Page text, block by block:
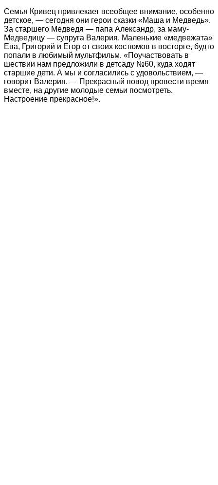
Семья Кривец привлекает всеобщее внимание, особенно
детское, — сегодня они герои сказки «Маша и Медведь».
За старшего Медведя — папа Александр, за маму-
Медведицу — супруга Валерия. Маленькие «медвежата»
Ева, Григорий и Егор от своих костюмов в восторге, будто
попали в любимый мультфильм. «Поучаствовать в
шествии нам предложили в детсаду №60, куда ходят
старшие дети. А мы и согласились с удовольствием, —
говорит Валерия. — Прекрасный повод провести время
вместе, на другие молодые семьи посмотреть.
Настроение прекрасное!».